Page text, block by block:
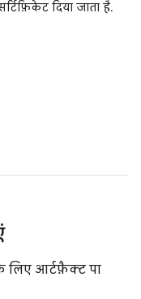
दिया जाता है.
लिए आर्टफ़ैक्ट पा